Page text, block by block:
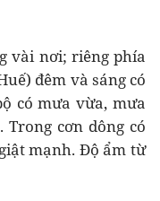
vài nơi; riêng phía
đêm và sáng có
có mưa vừa, mưa
Trong cơn dông có
mạnh. Độ ẩm từ